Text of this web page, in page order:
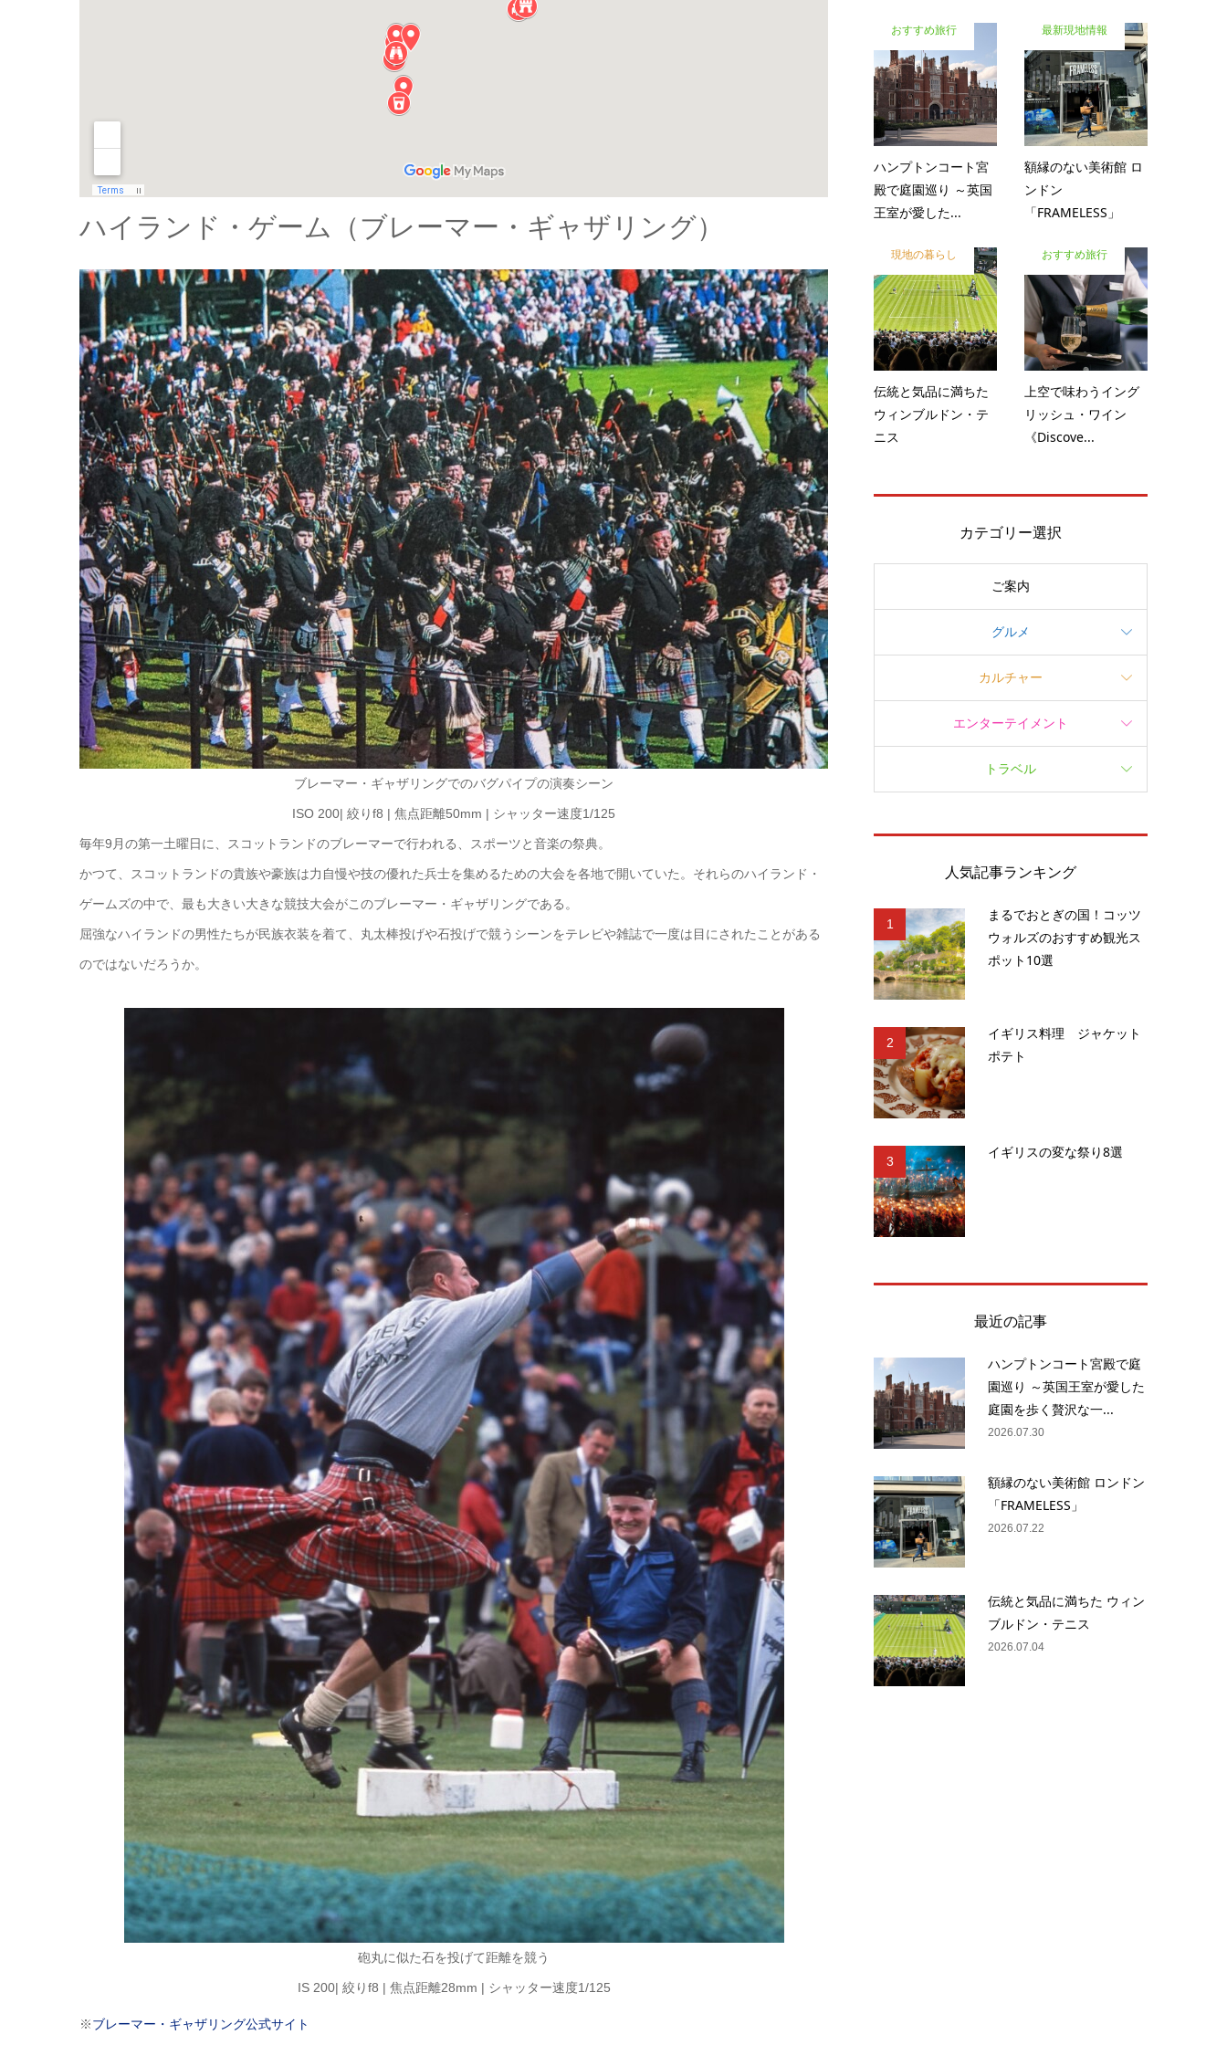
ハイランド・ゲーム（ブレーマー・ギャザリング）
ブレーマー・ギャザリングでのバグパイプの演奏シーン
ISO 200| 絞りf8 | 焦点距離50mm | シャッター速度1/125
毎年9月の第一土曜日に、スコットランドのブレーマーで行われる、スポーツと音楽の祭典。
かつて、スコットランドの貴族や豪族は力自慢や技の優れた兵士を集めるための大会を各地で開いていた。それらのハイランド・
ゲームズの中で、最も大きい大きな競技大会がこのブレーマー・ギャザリングである。
屈強なハイランドの男性たちが民族衣装を着て、丸太棒投げや石投げで競うシーンをテレビや雑誌で一度は目にされたことがある
のではないだろうか。
砲丸に似た石を投げて距離を競う
IS 200| 絞りf8 | 焦点距離28mm | シャッター速度1/125
※ブレーマー・ギャザリング公式サイト
おすすめ旅行
ハンプトンコート宮
殿で庭園巡り ～英国
王室が愛した...
最新現地情報
額縁のない美術館 ロ
ンドン
「FRAMELESS」
現地の暮らし
伝統と気品に満ちた
ウィンブルドン・テ
ニス
おすすめ旅行
上空で味わうイング
リッシュ・ワイン
《Discove...
カテゴリー選択
ご案内
グルメ
カルチャー
エンターテイメント
トラベル
人気記事ランキング
1
まるでおとぎの国！コッツ
ウォルズのおすすめ観光ス
ポット10選
2
イギリス料理 ジャケット
ポテト
3
イギリスの変な祭り8選
最近の記事
ハンプトンコート宮殿で庭
園巡り ～英国王室が愛した
庭園を歩く贅沢な一...
2026.07.30
額縁のない美術館 ロンドン
「FRAMELESS」
2026.07.22
伝統と気品に満ちた ウィン
ブルドン・テニス
2026.07.04